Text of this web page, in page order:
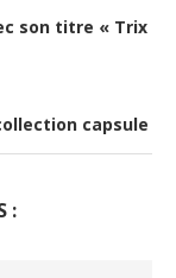
son titre « Trix
capsule
: